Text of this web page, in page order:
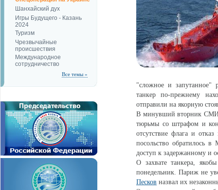
Шанхайский дух
Игры Будущего - Казань
2024
Туризм
Чрезвычайные
происшествия
Международное
сотрудничество
Все темы »
"сложное и запутанное"
танкер по-прежнему
отправили на якорную
В минувший вторник СМИ
тюрьмы со штрафом и
отсутствие флага и
посольство обратилось в
доступ к задержанному и
О захвате танкера,
понедельник. Париж не
Песков назвал их